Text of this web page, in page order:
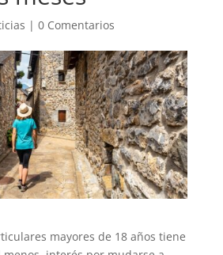
| 0 Comentarios
mayores de 18 años tiene